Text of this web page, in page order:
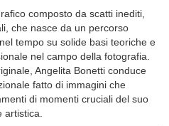
composto da scatti inediti,
che nasce da un percorso
tempo su solide basi teoriche e
nel campo della fotografia.
Angelita Bonetti conduce
fatto di immagini che
di momenti cruciali del suo